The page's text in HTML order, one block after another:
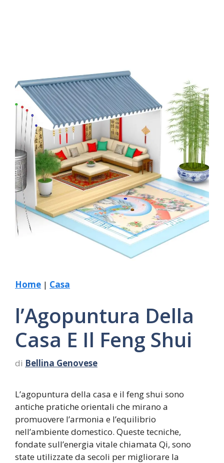
Home | Casa
l’Agopuntura Della
Casa E Il Feng Shui
di Bellina Genovese
L’agopuntura della casa e il feng shui sono
antiche pratiche orientali che mirano a
promuovere l’armonia e l’equilibrio
nell’ambiente domestico. Queste tecniche,
fondate sull’energia vitale chiamata Qi, sono
state utilizzate da secoli per migliorare la